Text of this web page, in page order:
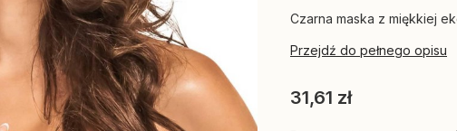
Czarna maska z miękkiej
Przejdź do pełnego opisu
Cena
31,61 zł